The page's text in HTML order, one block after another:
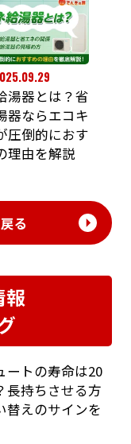
湯器とは？省
器ならエコキ
圧倒的におす
理由を解説
る
報
ートの寿命は20
長持ちさせる方
替えのサインを